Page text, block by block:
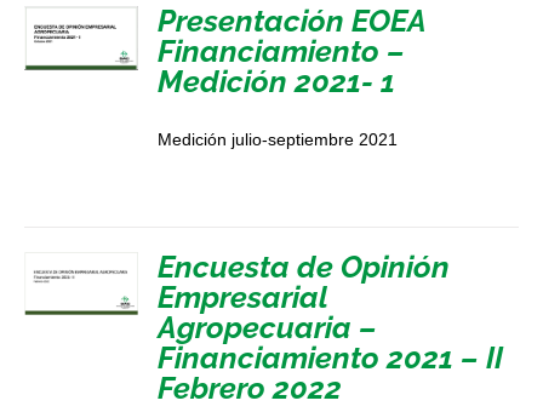
Presentación EOEA
Financiamiento –
Medición 2021- 1
Medición julio-septiembre 2021
Encuesta de Opinión
Empresarial
Agropecuaria –
Financiamiento 2021 – II
Febrero 2022